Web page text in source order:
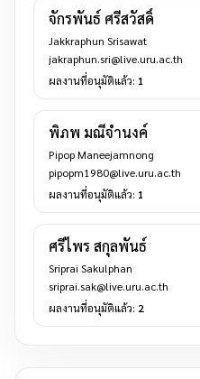
จักรพันธ์ ศรีสวัสดิ์
Jakkraphun Srisawat
jakraphun.sri@live.uru.ac.th
ผลงานที่อนุมัติแล้ว: 1
พิภพ มณีจำนงค์
Pipop Maneejamnong
pipopm1980@live.uru.ac.th
ผลงานที่อนุมัติแล้ว: 1
ศรีไพร สกุลพันธ์
Sriprai Sakulphan
sriprai.sak@live.uru.ac.th
ผลงานที่อนุมัติแล้ว: 2